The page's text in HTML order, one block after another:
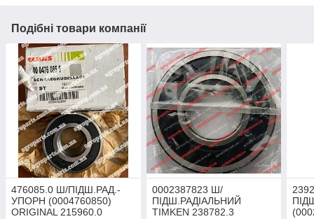
Подібні товари компанії
476085.0 Ш/ПІДШ.РАД.-
УПОРН (0004760850)
ORIGINAL 215960.0
0002387823 Ш/
ПІДШ.РАДІАЛЬНИЙ
TIMKEN 238782.3